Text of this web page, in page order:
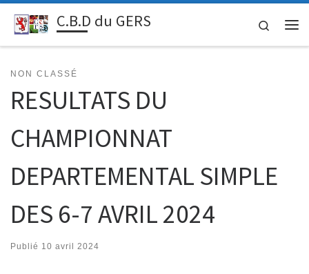
Passer au contenuC.B.D du GERS
Search
NON CLASSÉ
RESULTATS DU
CHAMPIONNAT
DEPARTEMENTAL SIMPLE
DES 6-7 AVRIL 2024
Publié 10 avril 2024